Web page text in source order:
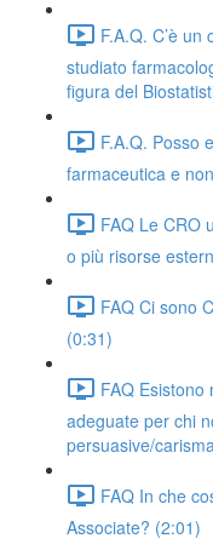
F.A.Q. C’è
studiato
figura del
F.A.Q. Posso
farmaceutica e
FAQ Le CRO
o più risorse
FAQ Ci sono
(0:31)
FAQ
adeguate per chi
persuasive/
FAQ In che
Associate? (2:01)